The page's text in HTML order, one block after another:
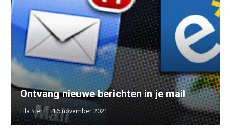
Ontvang nieuwe berichten in je mail
Ella Ster 16 november 2021